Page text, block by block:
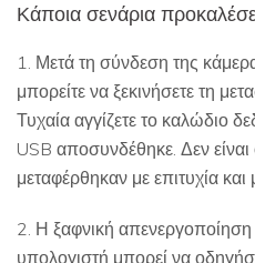
Κάποια σενάρια
1. Μετά τη σύνδεση της
μπορείτε να ξεκινήσετε τη
Τυχαία αγγίζετε το καλώδιο
USB αποσυνδέθηκε. Δεν
μεταφέρθηκαν με επιτυχία και
2. Η ξαφνική
υπολογιστή μπορεί να